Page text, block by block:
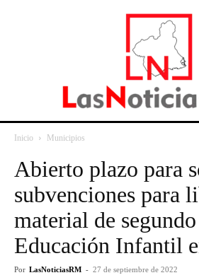
Inicio Municipios
Abierto plazo para
subvenciones para
material de
Educación Infantil
Por LasNoticiasRM - 27 de septiembre de 2022